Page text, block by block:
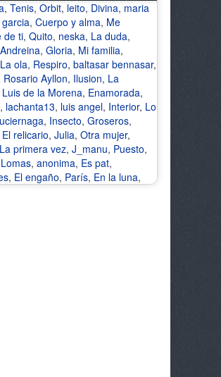
, Tenis, Orbit, leito, Divina, maria
, Cuerpo y alma, Me
de ti, Quito, neska, La duda,
Andreina, Gloria, Mi familia,
La ola, Respiro, baltasar bennasar,
Rosario Ayllon, Ilusion, La
Luis de la Morena, Enamorada,
, lachanta13, luis angel, Interior, Lo
, Insecto, Groseros,
El relicario, Julia, Otra mujer,
La primera vez, J_manu, Puesto,
Lomas, anonima, Es pat,
, El engaño, París, En la luna,